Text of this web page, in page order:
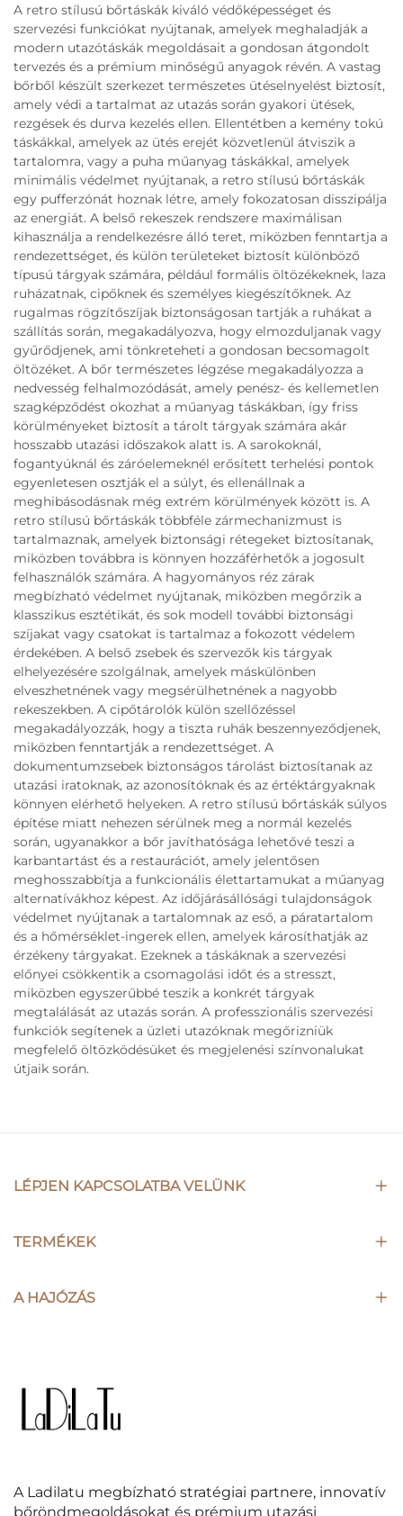
A retro stílusú bőrtáskák kiváló védőképességet és
szervezési funkciókat nyújtanak, amelyek meghaladják a
modern utazótáskák megoldásait a gondosan átgondolt
tervezés és a prémium minőségű anyagok révén. A vastag
bőrből készült szerkezet természetes ütéselnyelést biztosít,
amely védi a tartalmat az utazás során gyakori ütések,
rezgések és durva kezelés ellen. Ellentétben a kemény tokú
táskákkal, amelyek az ütés erejét közvetlenül átviszik a
tartalomra, vagy a puha műanyag táskákkal, amelyek
minimális védelmet nyújtanak, a retro stílusú bőrtáskák
egy pufferzónát hoznak létre, amely fokozatosan disszipálja
az energiát. A belső rekeszek rendszere maximálisan
kihasználja a rendelkezésre álló teret, miközben fenntartja a
rendezettséget, és külön területeket biztosít különböző
típusú tárgyak számára, például formális öltözékeknek, laza
ruházatnak, cipőknek és személyes kiegészítőknek. Az
rugalmas rögzítőszíjak biztonságosan tartják a ruhákat a
szállítás során, megakadályozva, hogy elmozduljanak vagy
gyűrődjenek, ami tönkreteheti a gondosan becsomagolt
öltözéket. A bőr természetes légzése megakadályozza a
nedvesség felhalmozódását, amely penész- és kellemetlen
szagképződést okozhat a műanyag táskákban, így friss
körülményeket biztosít a tárolt tárgyak számára akár
hosszabb utazási időszakok alatt is. A sarokoknál,
fogantyúknál és záróelemeknél erősített terhelési pontok
egyenletesen osztják el a súlyt, és ellenállnak a
meghibásodásnak még extrém körülmények között is. A
retro stílusú bőrtáskák többféle zármechanizmust is
tartalmaznak, amelyek biztonsági rétegeket biztosítanak,
miközben továbbra is könnyen hozzáférhetők a jogosult
felhasználók számára. A hagyományos réz zárak
megbízható védelmet nyújtanak, miközben megőrzik a
klasszikus esztétikát, és sok modell további biztonsági
szíjakat vagy csatokat is tartalmaz a fokozott védelem
érdekében. A belső zsebek és szervezők kis tárgyak
elhelyezésére szolgálnak, amelyek máskülönben
elveszhetnének vagy megsérülhetnének a nagyobb
rekeszekben. A cipőtárolók külön szellőzéssel
megakadályozzák, hogy a tiszta ruhák beszennyeződjenek,
miközben fenntartják a rendezettséget. A
dokumentumzsebek biztonságos tárolást biztosítanak az
utazási iratoknak, az azonosítóknak és az értéktárgyaknak
könnyen elérhető helyeken. A retro stílusú bőrtáskák súlyos
építése miatt nehezen sérülnek meg a normál kezelés
során, ugyanakkor a bőr javíthatósága lehetővé teszi a
karbantartást és a restaurációt, amely jelentősen
meghosszabbítja a funkcionális élettartamukat a műanyag
alternatívákhoz képest. Az időjárásállósági tulajdonságok
védelmet nyújtanak a tartalomnak az eső, a páratartalom
és a hőmérséklet-ingerek ellen, amelyek károsíthatják az
érzékeny tárgyakat. Ezeknek a táskáknak a szervezési
előnyei csökkentik a csomagolási időt és a stresszt,
miközben egyszerűbbé teszik a konkrét tárgyak
megtalálását az utazás során. A professzionális szervezési
funkciók segítenek a üzleti utazóknak megőrizniük
megfelelő öltözködésüket és megjelenési színvonalukat
útjaik során.
LÉPJEN KAPCSOLATBA VELÜNK
TERMÉKEK
A HAJÓZÁS
A Ladilatu megbízható stratégiai partnere, innovatív
bőröndmegoldásokat és prémium utazási